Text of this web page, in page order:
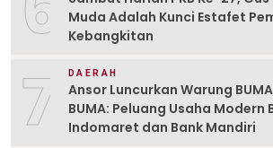
Muda Adalah Kunci Estafet
Kebangkitan
7 DAERAH
Ansor Luncurkan Warung
BUMA: Peluang Usaha
Indomaret dan Bank Mandiri